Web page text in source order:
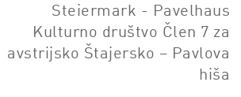
Steiermark - Pavelhaus
Kulturno društvo Člen 7 za
avstrijsko Štajersko – Pavlova
hiša